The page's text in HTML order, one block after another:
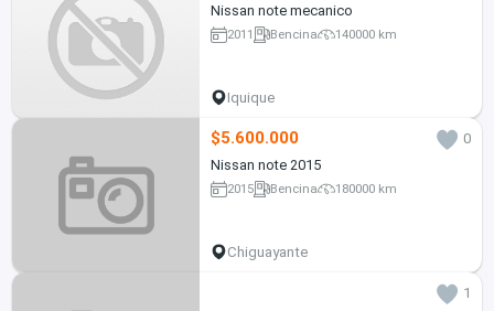
Nissan note mecanico
2011 Bencina 140000 km
Iquique
$5.600.000
0
Nissan note 2015
2015 Bencina 180000 km
Chiguayante
1